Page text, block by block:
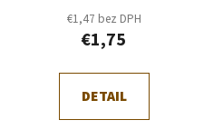
€1,47 bez DPH
€1,75
DETAIL